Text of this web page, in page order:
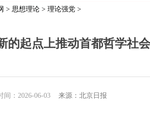
> 思想理论 > 理论强党 >
的起点上推动首都哲学社
间：2026-06-03 来源：北京日报